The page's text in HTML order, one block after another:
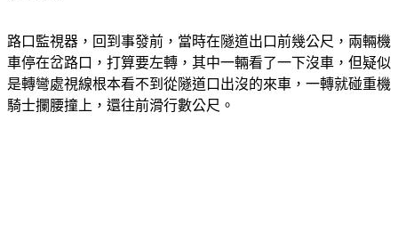
路口監視器，回到事發前，當時在隧道出口前幾公尺，兩輛機
車停在岔路口，打算要左轉，其中一輛看了一下沒車，但疑似
是轉彎處視線根本看不到從隧道口出沒的來車，一轉就碰重機
騎士攔腰撞上，還往前滑行數公尺。